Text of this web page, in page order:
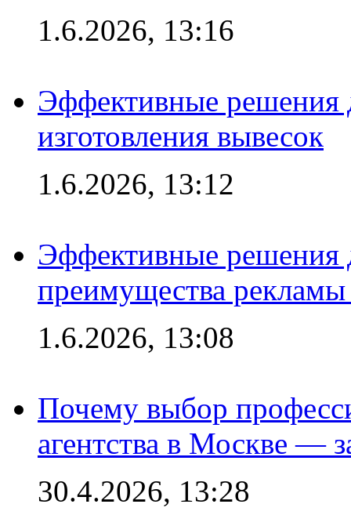
1.6.2026, 13:16
Эффективные решения
изготовления вывесок
1.6.2026, 13:12
Эффективные решения
преимущества рекламы
1.6.2026, 13:08
Почему выбор
агентства в Москве —
30.4.2026, 13:28